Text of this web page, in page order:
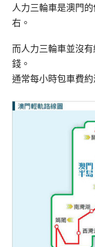
人力三輪車是澳門
右。
而人力三輪車並沒
錢。
通常每小時包車費